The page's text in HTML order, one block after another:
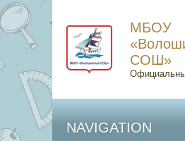
МБОУ
СОШ»
NAVIGATION